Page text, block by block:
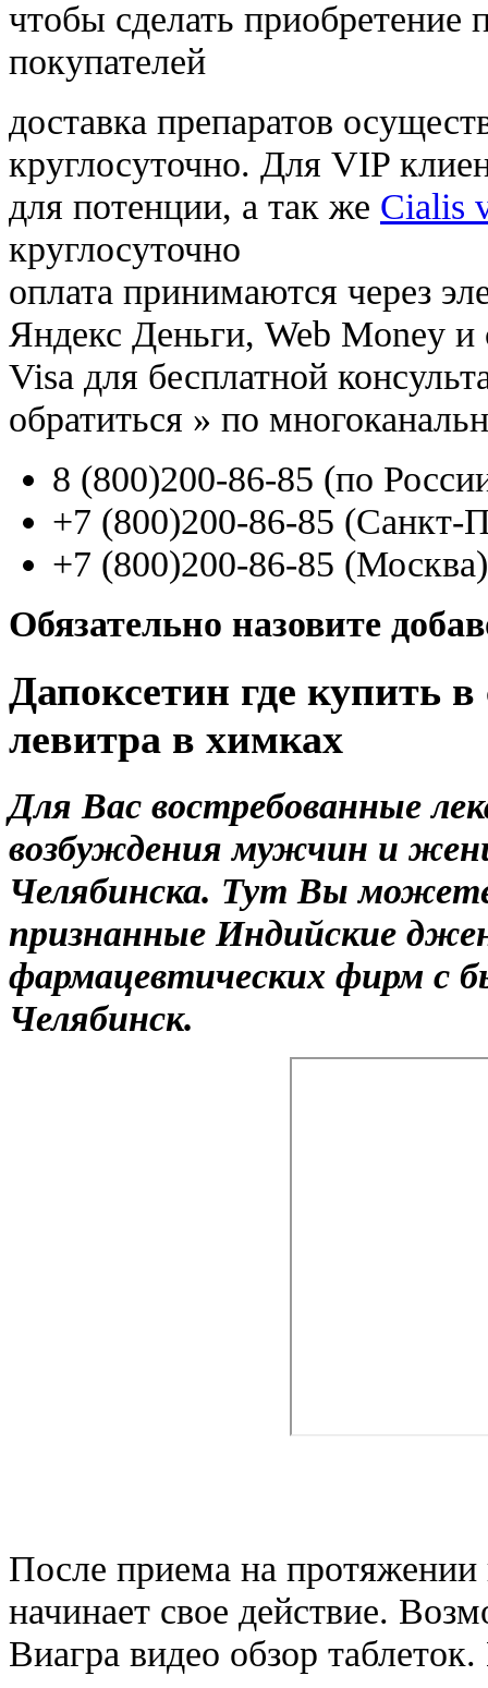
чтобы сделать приобретение
покупателей
доставка препаратов
круглосуточно. Для VIP
для потенции, а так же Cialis
круглосуточно
оплата принимаются через
Яндекс Деньги, Web Money и
Visa для бесплатной
обратиться » по
8 (800)200-86-85 (по
+7 (800)200-86-85 (Санкт-
+7 (800)200-86-85 (Москва)
Обязательно назовите
Дапоксетин где купить
левитра в химках
Для Вас востребованные
возбуждения мужчин и
Челябинска. Тут Вы
признанные Индийские
фармацевтических фирм с
Челябинск.
После приема на протяжении
начинает свое действие.
Виагра видео обзор